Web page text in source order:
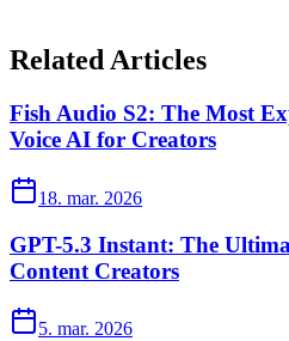
Related Articles
Fish Audio S2: The Most
Voice AI for Creators
18. mar. 2026
GPT-5.3 Instant: The
Content Creators
5. mar. 2026